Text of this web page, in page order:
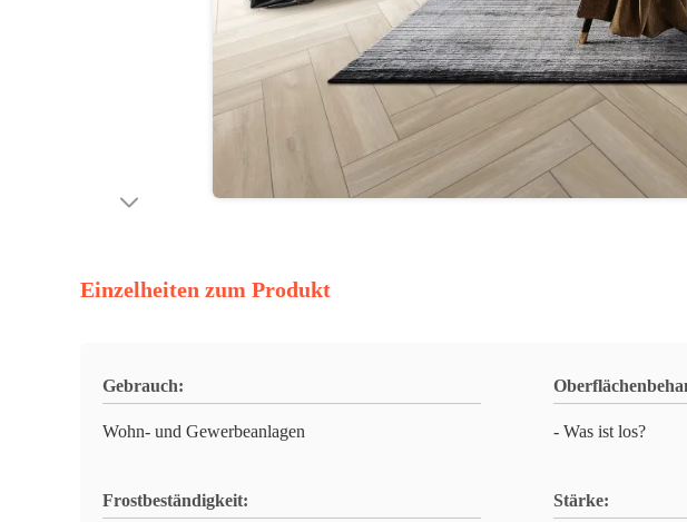
Einzelheiten zum Produkt
Gebrauch:
Wohn- und Gewerbeanlagen - Was ist los?
Frostbeständigkeit: Stärke: